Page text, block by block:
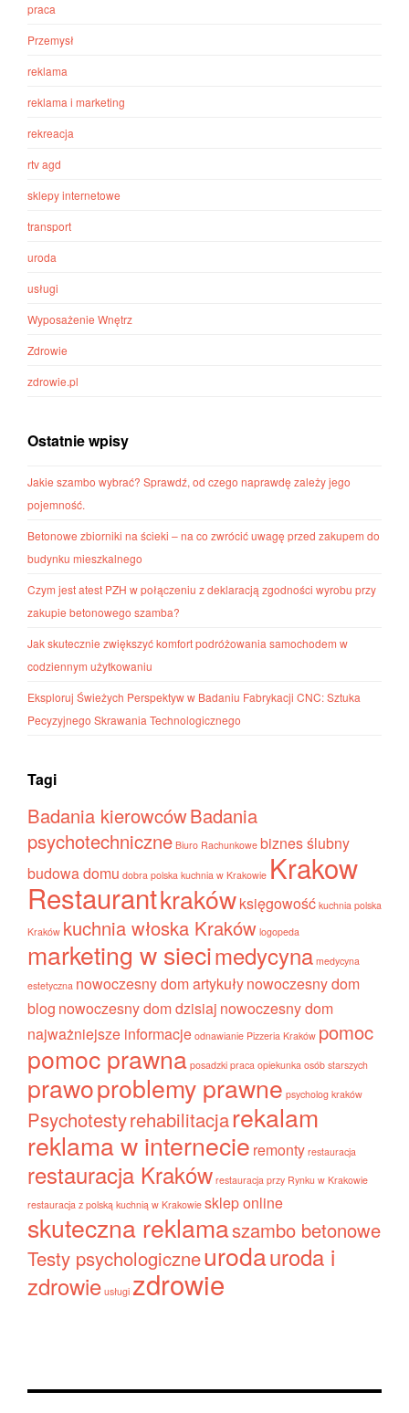
praca
Przemysł
reklama
reklama i marketing
rekreacja
rtv agd
sklepy internetowe
transport
uroda
usługi
Wyposażenie Wnętrz
Zdrowie
zdrowie.pl
Ostatnie wpisy
Jakie szambo wybrać? Sprawdź, od czego naprawdę zależy jego
pojemność.
Betonowe zbiorniki na ścieki – na co zwrócić uwagę przed zakupem do
budynku mieszkalnego
Czym jest atest PZH w połączeniu z deklaracją zgodności wyrobu przy
zakupie betonowego szamba?
Jak skutecznie zwiększyć komfort podróżowania samochodem w
codziennym użytkowaniu
Eksploruj Świeżych Perspektyw w Badaniu Fabrykacji CNC: Sztuka
Pecyzyjnego Skrawania Technologicznego
Tagi
Badania kierowcówBadania
psychotechniczne Biuro Rachunkowe biznes ślubny
budowa domu dobra polska kuchnia w Krakowie Krakow
Restaurantkrakówksięgowość kuchnia polska
Kraków kuchnia włoska Kraków logopeda
marketing w siecimedycyna medycyna
estetyczna nowoczesny dom artykułynowoczesny dom
blog nowoczesny dom dzisiaj nowoczesny dom
najważniejsze informacje odnawianie Pizzeria Kraków pomoc
pomoc prawna posadzki praca opiekunka osób starszych
prawoproblemy prawne psycholog kraków
Psychotestyrehabilitacjarekalam
reklama w internecie remonty restauracja
restauracja Kraków restauracja przy Rynku w Krakowie
restauracja z polską kuchnią w Krakowie sklep online
skuteczna reklamaszambo betonowe
Testy psychologiczneurodauroda i
zdrowie usługi zdrowie